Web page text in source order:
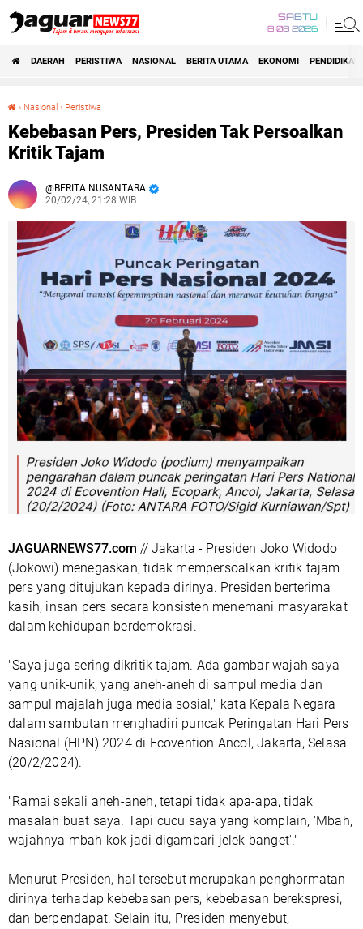
SABTU
8 08 2026
DAERAH PERISTIWA NASIONAL BERITA UTAMA EKONOMI PENDIDIKAN
› Nasional › Peristiwa
Kebebasan Pers, Presiden Tak Persoalkan
Kritik Tajam
BERITA NUSANTARA
20/02/24, 21:28 WIB
JAGUARNEWS77.com // Jakarta - Presiden Joko Widodo
(Jokowi) menegaskan, tidak mempersoalkan kritik tajam
pers yang ditujukan kepada dirinya. Presiden berterima
kasih, insan pers secara konsisten menemani masyarakat
dalam kehidupan berdemokrasi.
"Saya juga sering dikritik tajam. Ada gambar wajah saya
yang unik-unik, yang aneh-aneh di sampul media dan
sampul majalah juga media sosial," kata Kepala Negara
dalam sambutan menghadiri puncak Peringatan Hari Pers
Nasional (HPN) 2024 di Ecovention Ancol, Jakarta, Selasa
(20/2/2024).
"Ramai sekali aneh-aneh, tetapi tidak apa-apa, tidak
masalah buat saya. Tapi cucu saya yang komplain, 'Mbah,
wajahnya mbah kok jadi digambari jelek banget'."
Menurut Presiden, hal tersebut merupakan penghormatan
dirinya terhadap kebebasan pers, kebebasan berekspresi,
dan berpendapat. Selain itu, Presiden menyebut,